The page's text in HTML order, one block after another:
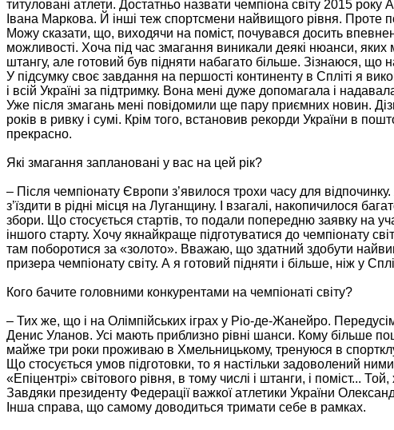
титуловані атлети. Достатньо назвати чемпіона світу 2015
Івана Маркова. Й інші теж спортсмени найвищого рівня. Проте
Можу сказати, що, виходячи на поміст, почувався досить
можливості. Хоча під час змагання виникали деякі нюанси,
штангу, але готовий був підняти набагато більше. Зізнаюся,
У підсумку своє завдання на першості континенту в Спліті я
і всій Україні за підтримку. Вона мені дуже допомагала і
Уже після змагань мені повідомили ще пару приємних новин.
років в ривку і сумі. Крім того, встановив рекорди України в
прекрасно.
Які змагання заплановані у вас на цей рік?
– Після чемпіонату Європи з’явилося трохи часу для
з’їздити в рідні місця на Луганщину. І взагалі, накопичилося
збори. Що стосується стартів, то подали попередню заявку на
іншого старту. Хочу якнайкраще підготуватися до чемпіонату
там поборотися за «золото». Вважаю, що здатний здобути
призера чемпіонату світу. А я готовий підняти і більше, ніж у
Кого бачите головними конкурентами на чемпіонаті світу?
– Тих же, що і на Олімпійських іграх у Ріо-де-Жанейро.
Денис Уланов. Усі мають приблизно рівні шанси. Кому більше
майже три роки проживаю в Хмельницькому, тренуюся в
Що стосується умов підготовки, то я настільки задоволений
«Епіцентрі» світового рівня, в тому числі і штанги, і поміст...
Завдяки президенту Федерації важкої атлетики України
Інша справа, що самому доводиться тримати себе в рамках.